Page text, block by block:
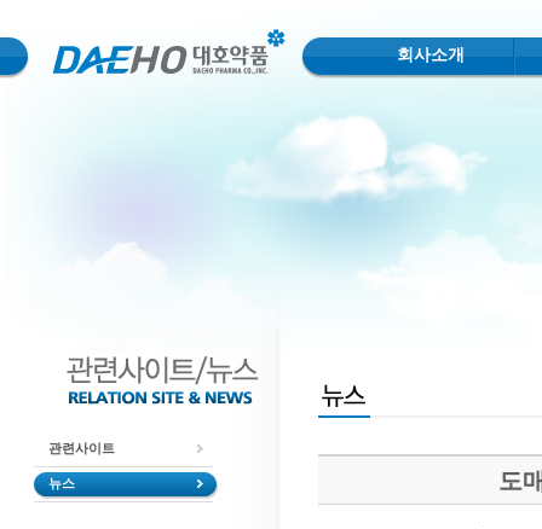
회사소개
관련사이트
뉴스 도